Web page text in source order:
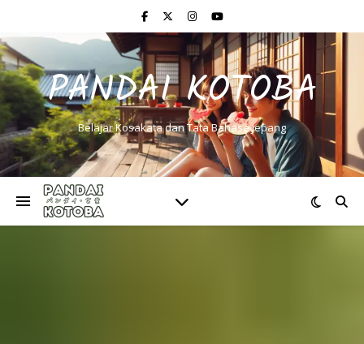
PANDAI KOTOBA
Belajar Kosakata dan Tata Bahasa Jepang